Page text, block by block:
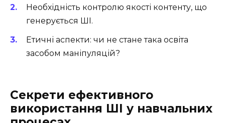
Необхідність контролю якості контенту, що
генерується ШІ.
Етичні аспекти: чи не стане така освіта
засобом маніпуляцій?
Секрети ефективного
використання ШІ у навчальних